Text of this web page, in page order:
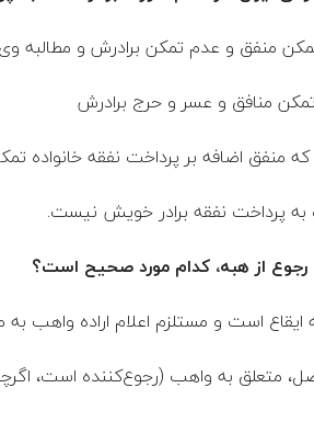
ر
ز
ا
د
ه
و
ک